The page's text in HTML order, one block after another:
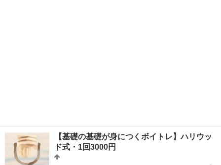
【基礎の基礎が身につくボイトレ】ハリウッ
ド式・1回3000円